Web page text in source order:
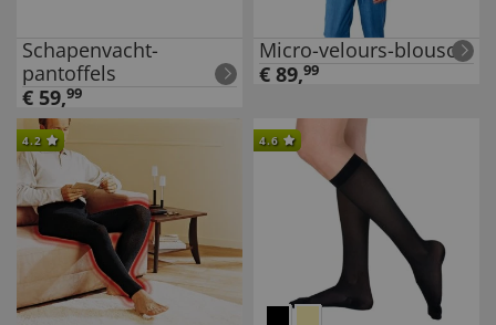
Schapenvacht-
pantoffels
€ 59,99
Micro-velours-blouson
€ 89,99
4.2 4.6